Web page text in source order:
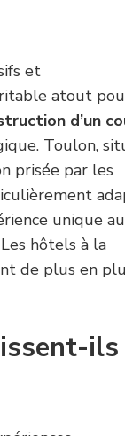
et
atout
d’un
Toulon,
prisée par les
unique
hôtels à la
de plus en
ils